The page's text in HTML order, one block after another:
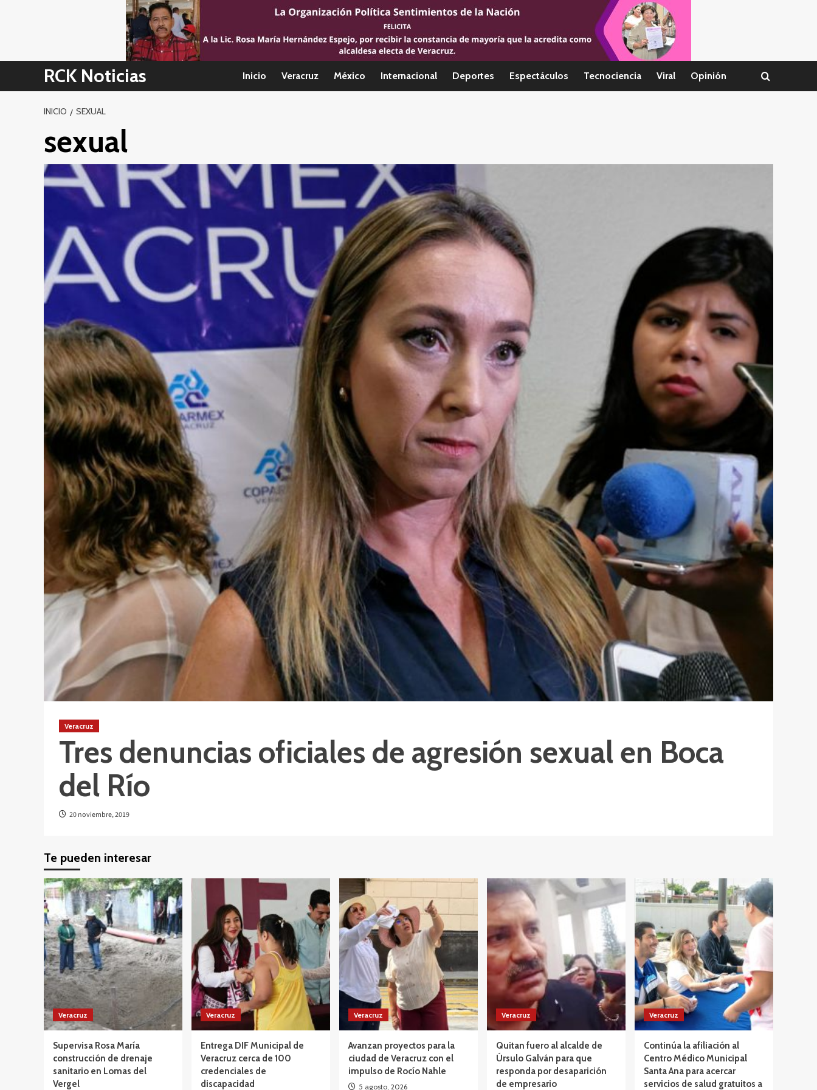
RCK Noticias Inicio Veracruz México Internacional Deportes Espectáculos Tecnociencia Viral Opinión
INICIO SEXUAL
sexual
Veracruz
Tres denuncias oficiales de agresión sexual en Boca
del Río
20 noviembre, 2019
Te pueden interesar
Veracruz
Supervisa Rosa María
construcción de drenaje
sanitario en Lomas del
Vergel
Veracruz
Entrega DIF Municipal de
Veracruz cerca de 100
credenciales de
discapacidad
Veracruz
Avanzan proyectos para la
ciudad de Veracruz con el
impulso de Rocío Nahle
5 agosto, 2026
Veracruz
Quitan fuero al alcalde de
Úrsulo Galván para que
responda por desaparición
de empresario
Veracruz
Continúa la afiliación al
Centro Médico Municipal
Santa Ana para acercar
servicios de salud gratuitos a